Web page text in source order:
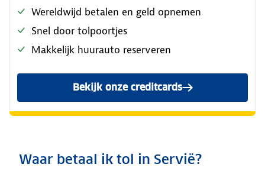
Wereldwijd betalen en geld opnemen
Snel door tolpoortjes
Makkelijk huurauto reserveren
Bekijk onze creditcards
Waar betaal ik tol in Servië?